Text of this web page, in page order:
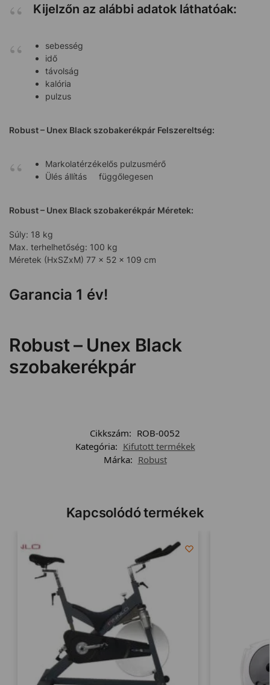
Kijelzőn az alábbi adatok láthatóak:
sebesség
idő
távolság
kalória
pulzus
Robust – Unex Black szobakerékpár Felszereltség:
Markolatérzékelős pulzusmérő
Ülés állítás függőlegesen
Robust – Unex Black szobakerékpár Méretek:
Súly: 18 kg
Max. terhelhetőség: 100 kg
Méretek (HxSZxM) 77 x 52 x 109 cm
Garancia 1 év!
Robust – Unex Black
szobakerékpár
Cikkszám: ROB-0052
Kategória: Kifutott termékek
Márka: Robust
Kapcsolódó termékek